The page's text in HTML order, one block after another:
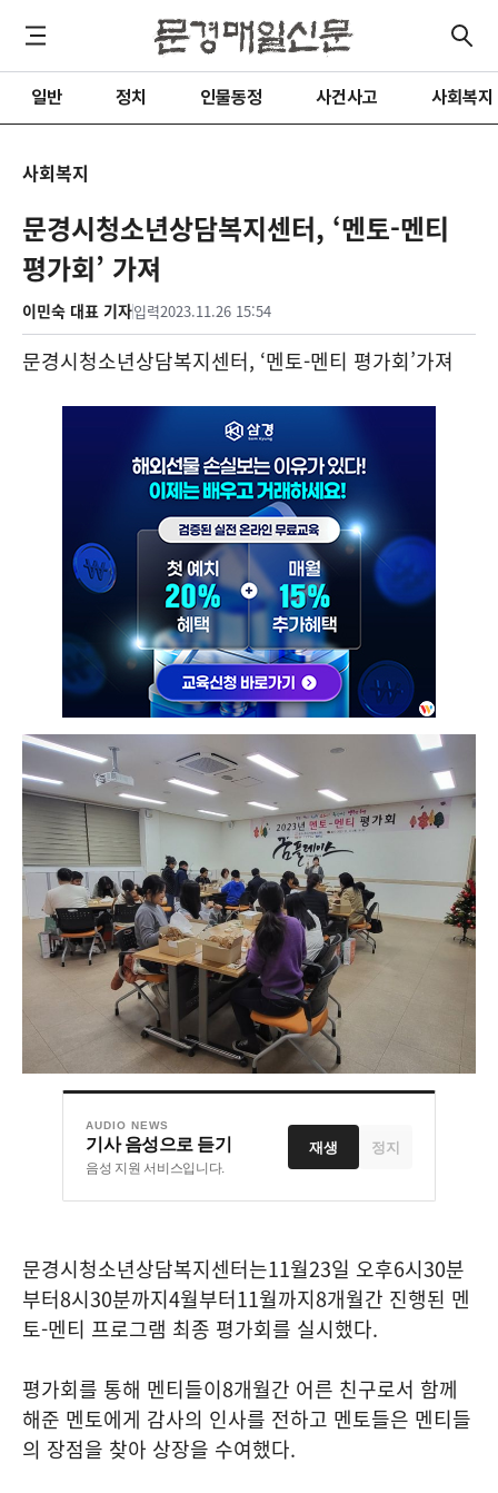
일반 정치 인물동정 사건사고 사회복지
사회복지
문경시청소년상담복지센터, ‘멘토-멘티
평가회’ 가져
이민숙 대표 기자입력2023.11.26 15:54
문경시청소년상담복지센터, ‘멘토-멘티 평가회’가져
AUDIO NEWS
기사 음성으로 듣기
음성 지원 서비스입니다.
재생 정지
문경시청소년상담복지센터는11월23일 오후6시30분
부터8시30분까지4월부터11월까지8개월간 진행된 멘
토-멘티 프로그램 최종 평가회를 실시했다.
평가회를 통해 멘티들이8개월간 어른 친구로서 함께
해준 멘토에게 감사의 인사를 전하고 멘토들은 멘티들
의 장점을 찾아 상장을 수여했다.